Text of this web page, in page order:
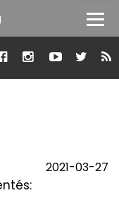
2021-03-27